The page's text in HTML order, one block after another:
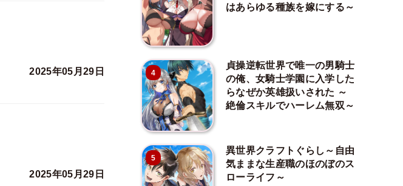
2025年05月29日
2025年05月29日
はあらゆる種族を嫁にする～
4
貞操逆転世界で唯一の男騎士
の俺、女騎士学園に入学した
らなぜか英雄扱いされた ～
絶倫スキルでハーレム無双～
5
異世界クラフトぐらし～自由
気ままな生産職のほのぼのス
ローライフ～